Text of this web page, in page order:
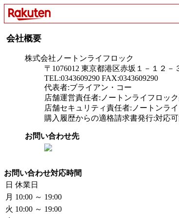
会社概要
株式会社ノートンライフロック
〒1076012 東京都港区赤坂１－１２－
TEL:0343609290 FAX:0343609290
代表者:ブライアン・コー
店舗運営責任者:ノートンライフロッ
店舗セキュリティ責任者:ノートンラ
購入履歴からの適格請求書発行:対応
お問い合わせ先
お問い合わせ対応時間
日 休業日
月 10:00 ～ 19:00
火 10:00 ～ 19:00